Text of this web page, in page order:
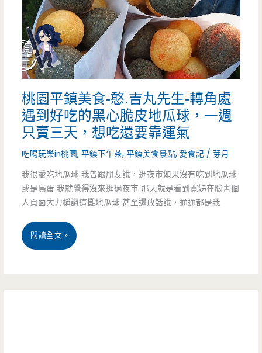
心
酥
有
意
（邀
約）
先
生
咖
哩.
揚
物-
版
厚
桃園平鎮美食-憨.吉丸先生-轉角處
遇到好吃的黑心脆皮地瓜球，一週
只賣三天，想吃還要靠運氣
吃喝玩樂in桃園,平鎮下午茶,平鎮美食景點, 愛食記 /芽月
我很愛吃地瓜球 我曾跟朋友說，逛夜市如果沒有吃到地瓜球
或是鳥蛋 我就覺得沒來逛過夜市 那天就是看到寬姊在臉書個
人頁面大力稱讚這攤地瓜球 甚至還放話說，通通都是我
桃
閱讀全文 »